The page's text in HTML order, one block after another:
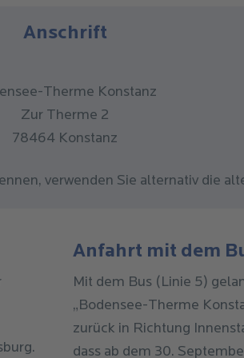
Anschrift
Therme Konstanz
Zur Therme 2
78464 Konstanz
verwenden Sie alternativ die
Anfahrt mit dem
Mit dem Bus (Linie 5)
„Bodensee-Therme
zurück in Richtung
dass ab dem 30.